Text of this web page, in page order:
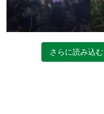
さらに読み込む